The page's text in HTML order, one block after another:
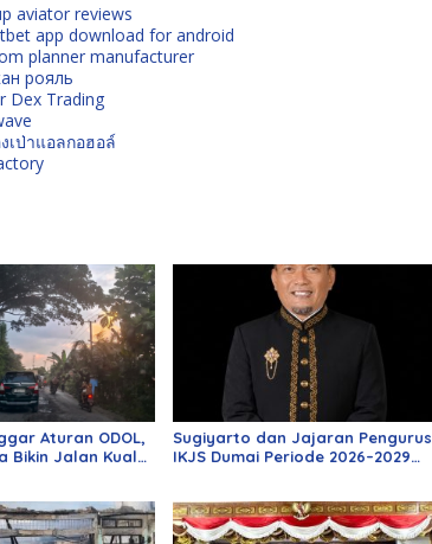
aviator reviews
app download for android
planner manufacturer
рояль
Dex Trading
เป่าแอลกอฮอล์
Aturan ODOL,
Bikin Jalan Kuala
Sugiyarto dan Jajaran Pengurus
IKJS Dumai Periode 2026–2029